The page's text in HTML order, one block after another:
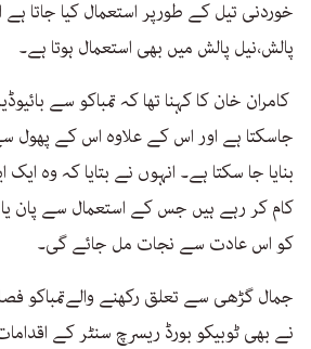
خوردنی تیل کے طورپر استعمال کیا جاتا
پالش،نیل پالش میں بھی استعمال ہوتا ہے۔
کامران خان کا کہنا تھا کہ تمباکو سے
جاسکتا ہے اور اس کے علاوہ اس کے پھول
بنایا جا سکتا ہے۔ انہوں نے بتایا کہ وہ
کام کر رہے ہیں جس کے استعمال سے پان
کو اس عادت سے نجات مل جائے گی۔
جمال گڑھی سے تعلق رکھنے والےتمباکو
نے بھی ٹوبیکو بورڈ ریسرچ سنٹر کے